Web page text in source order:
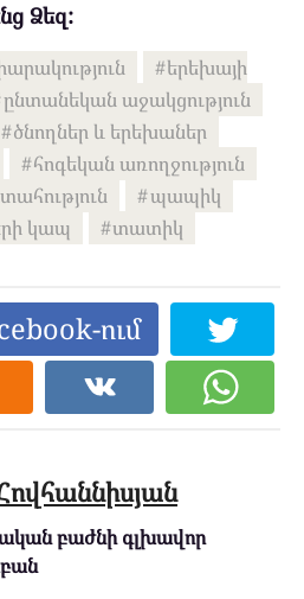
Ձեզ:
երեխայի
ընտանեկան աջակցություն
ծնողներ և երեխաներ
հոգեկան առողջություն
պապիկ
կապ
տատիկ
ում
բաժնի գլխավոր